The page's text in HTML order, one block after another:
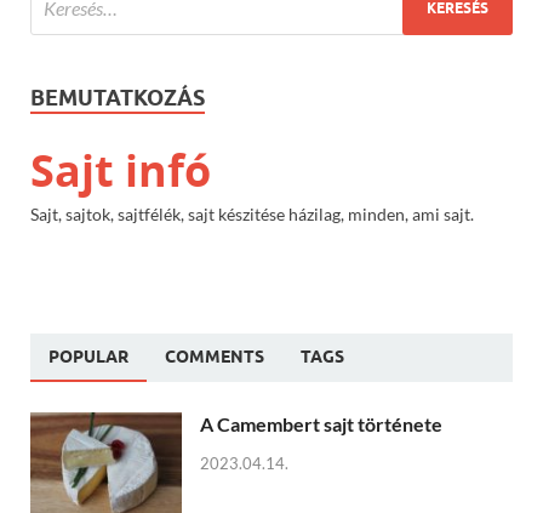
BEMUTATKOZÁS
Sajt infó
Sajt, sajtok, sajtfélék, sajt készitése házilag, minden, ami sajt.
POPULAR COMMENTS TAGS
A Camembert sajt története
2023.04.14.